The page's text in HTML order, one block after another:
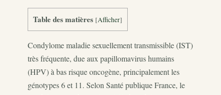
Table des matières [Afficher]
Condylome maladie sexuellement transmissible (IST)
très fréquente, due aux papillomavirus humains
(HPV) à bas risque oncogène, principalement les
génotypes 6 et 11. Selon Santé publique France, le